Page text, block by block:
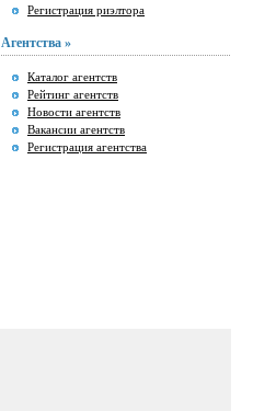
Регистрация риэлтора
Агентства »
Каталог агентств
Рейтинг агентств
Новости агентств
Вакансии агентств
Регистрация агентства